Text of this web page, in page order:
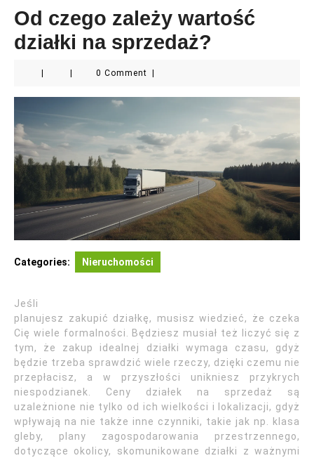
Od czego zależy wartość
działki na sprzedaż?
0 Comment
Categories: Nieruchomości
Jeśli
planujesz zakupić działkę, musisz wiedzieć, że czeka
Cię wiele formalności. Będziesz musiał też liczyć się z
tym, że zakup idealnej działki wymaga czasu, gdyż
będzie trzeba sprawdzić wiele rzeczy, dzięki czemu nie
przepłacisz, a w przyszłości unikniesz przykrych
niespodzianek. Ceny działek na sprzedaż są
uzależnione nie tylko od ich wielkości i lokalizacji, gdyż
wpływają na nie także inne czynniki, takie jak np. klasa
gleby, plany zagospodarowania przestrzennego,
dotyczące okolicy, skomunikowane działki z ważnymi